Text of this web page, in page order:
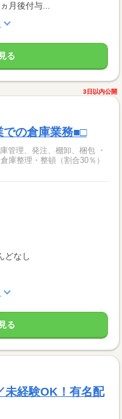
月後付与...
る
3日以内公開
での倉庫業務■□
管理、発注、棚卸、梱包 ・
庫整理・整頓（割合30％）
どなし
る
未経験OK！有名配